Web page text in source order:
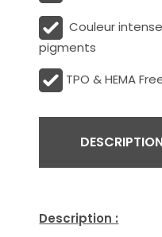
Couleur
pigments
TPO & HEMA
Description :